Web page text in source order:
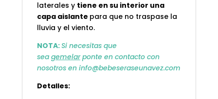
laterales y tiene en su interior una
capa aislante para que no traspase la
lluvia y el viento.
NOTA:Si necesitas que
sea gemelarponte en contacto con
nosotros en info@bebeseraseunavez.com
Detalles: